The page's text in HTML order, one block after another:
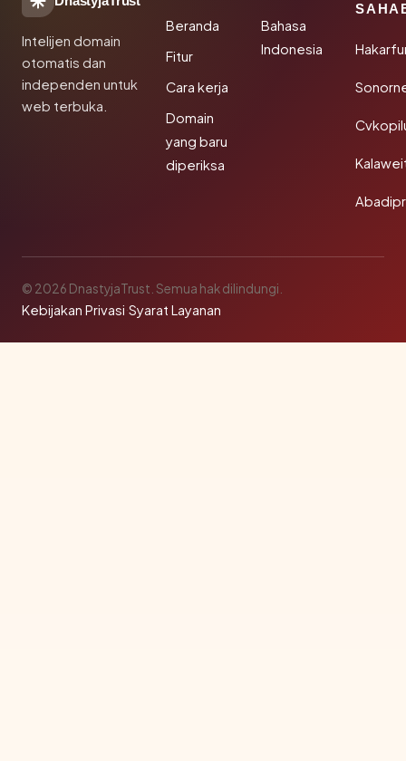
Intelijen domain
otomatis dan
independen untuk
web terbuka.
Beranda
Fitur
Cara kerja
Domain
yang baru
diperiksa
Bahasa
Indonesia
© 2026 DnastyjaTrust. Semua hak dilindungi.
Kebijakan Privasi·Syarat Layanan